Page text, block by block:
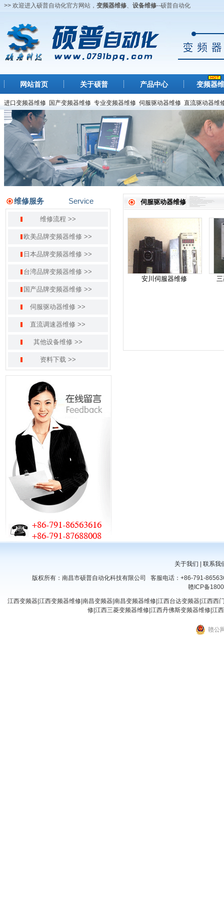
>> 欢迎进入硕普自动化官方网站， 变频器维修、 设备维修--硕普自动化
网站首页 关于硕普 产品中心 变频器
进口变频器维修 国产变频器维修 专业变频器维修 伺服驱动器维修 直流驱动器维
维修服务 Service
维修流程 >>
欧美品牌变频器维修 >>
日本品牌变频器维修 >>
台湾品牌变频器维修 >>
国产品牌变频器维修 >>
伺服驱动器维修 >>
直流调速器维修 >>
其他设备维修 >>
资料下载 >>
伺服驱动器维修
安川伺服器维修
关于我们
联系我
版权所有：南昌市硕普自动化科技有限公司 客服电话：+86-791-
赣ICP备
江西变频器|江西变频器维修|南昌变频器|南昌变频器维修|江西台达变频器|江西
修|江西三菱变频器维修|江西丹佛斯变频器维修|江
赣公